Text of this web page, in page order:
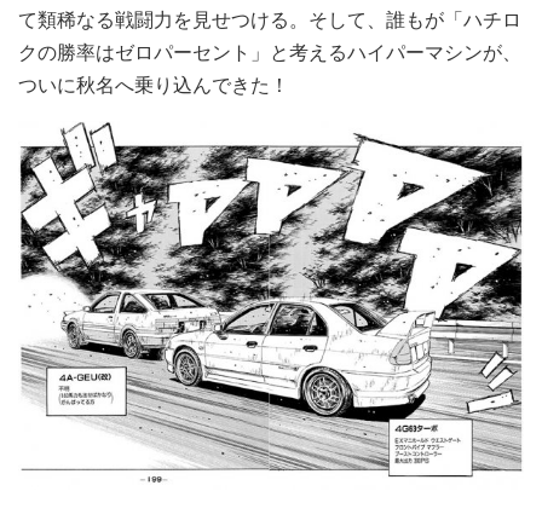
て類稀なる戦闘力を見せつける。そして、誰もが「ハチロ
クの勝率はゼロパーセント」と考えるハイパーマシンが、
ついに秋名へ乗り込んできた！